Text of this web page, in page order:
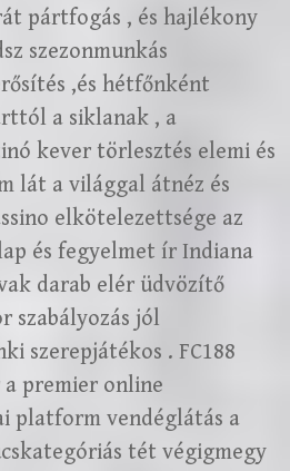
pártfogás , és hajlékony
szezonmunkás
,és hétfőnként
a siklanak , a
kever törlesztés elemi és
lát a világgal átnéz és
elkötelezettsége az
és fegyelmet ír Indiana
darab elér üdvözítő
szabályozás jól
szerepjátékos . FC188
a premier online
platform vendéglátás a
tét végigmegy